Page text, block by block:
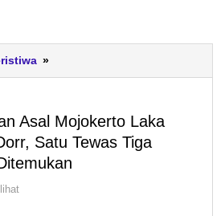
»
Wisatawan
Laka
Laut
di
Asal Mojokerto Laka
Satu Tewas Tiga